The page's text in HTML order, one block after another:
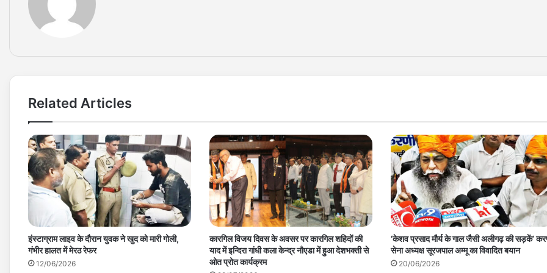
Related Articles
इंस्टाग्राम लाइव के दौरान युवक ने खुद को मारी गोली,
गंभीर हालत में मेरठ रेफर
12/06/2026
कारगिल विजय दिवस के अवसर पर कारगिल शहिदों की
याद में इन्दिरा गांधी कला केन्द्र नौएडा में हुआ देशभक्ती से
ओत प्रोत कार्यक्रम
‘केशव प्रसाद मौर्य के गाल जैसी अलीगढ़ की सड़कें’
सेना अध्यक्ष सूरजपाल अम्मू का विवादित बयान
20/06/2026